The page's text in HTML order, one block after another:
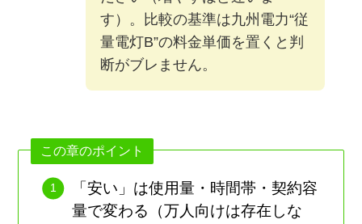
す）。比較の基準は九州電力“従
量電灯B”の料金単価を置くと判
断がブレません。
この章のポイント
「安い」は使用量・時間帯・契約容
量で変わる（万人向けは存在しな